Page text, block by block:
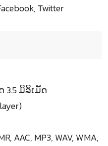
Twitter
3.5 ມິລິເມັດ
AAC, MP3, WAV, WMA,